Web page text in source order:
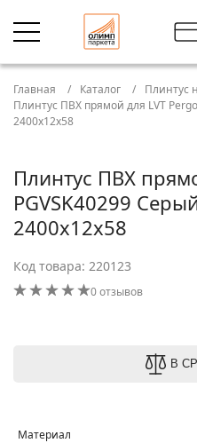
Главная Каталог Плинтус
Плинтус ПВХ прямой для LVT
2400х12х58
Плинтус ПВХ
PGVSK40299
2400х12х58
Код товара: 220123
0 отзывов
В
Материал